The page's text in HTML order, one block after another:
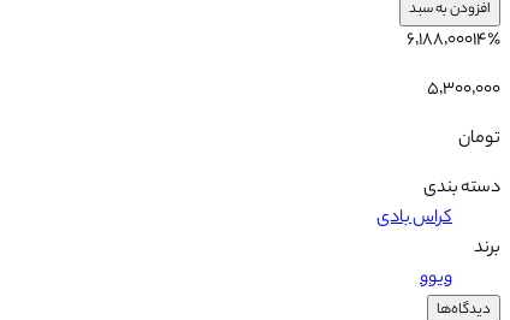
افزودن به سبد
۶٬۱۸۸٬۰۰۰۱۴٪
۵٬۳۰۰٬۰۰۰
تومان
دسته بندی
کراس بادی
برند
ویوو
دیدگاه‌ها